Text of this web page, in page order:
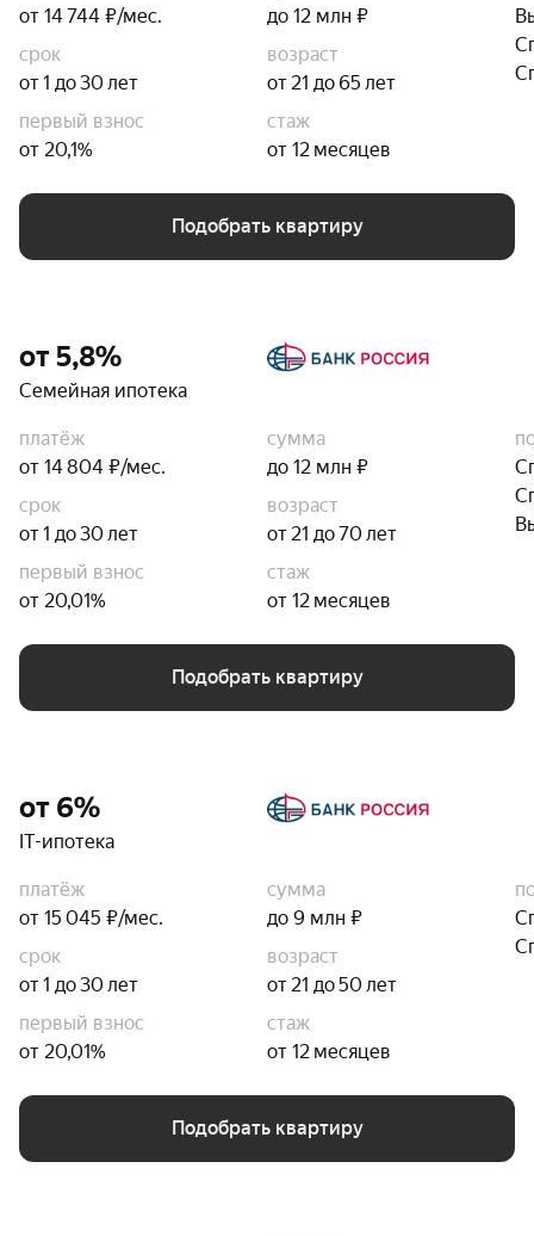
от 14 744 ₽/мес.
до 12 млн ₽
срок
от 1 до 30 лет
возраст
от 21 до 65 лет
первый взнос
от 20,1%
стаж
от 12 месяцев
Подобрать квартиру
от 5,8%
Семейная ипотека
платёж
от 14 804 ₽/мес.
сумма
до 12 млн ₽
срок
от 1 до 30 лет
возраст
от 21 до 70 лет
первый взнос
от 20,01%
стаж
от 12 месяцев
Подобрать квартиру
от 6%
IT-ипотека
платёж
от 15 045 ₽/мес.
сумма
до 9 млн ₽
срок
от 1 до 30 лет
возраст
от 21 до 50 лет
первый взнос
от 20,01%
стаж
от 12 месяцев
Подобрать квартиру